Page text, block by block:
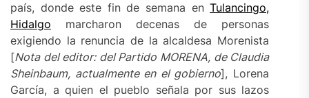
país, donde este fin de semana enTulancingo,
Hidalgo marcharon decenas de personas
exigiendo la renuncia de la alcaldesa Morenista
[Nota del editor: del Partido MORENA, de Claudia
Sheinbaum, actualmente en el gobierno], Lorena
García, a quien el pueblo señala por sus lazos